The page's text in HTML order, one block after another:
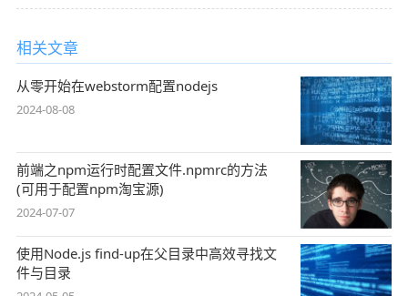
相关文章
从零开始在webstorm配置nodejs
2024-08-08
前端之npm运行时配置文件.npmrc的方法
(可用于配置npm淘宝源)
2024-07-07
使用Node.js find-up在父目录中高效寻找文
件与目录